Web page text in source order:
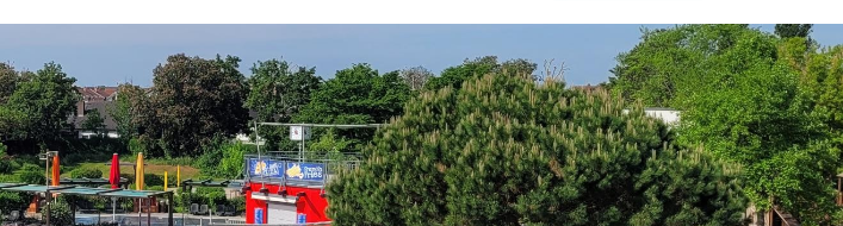
Öffnungszeiten
Mo - Fr:
Mi:
Sa - So:
08 - 12 Uhr
14 - 18 Uhr
geschlossen
Öffnungszeiten Bürgerbüro
Dienste
Stadtplan
Newsletter
Mängelmelder
Erklärung zur Barrierefreiheit